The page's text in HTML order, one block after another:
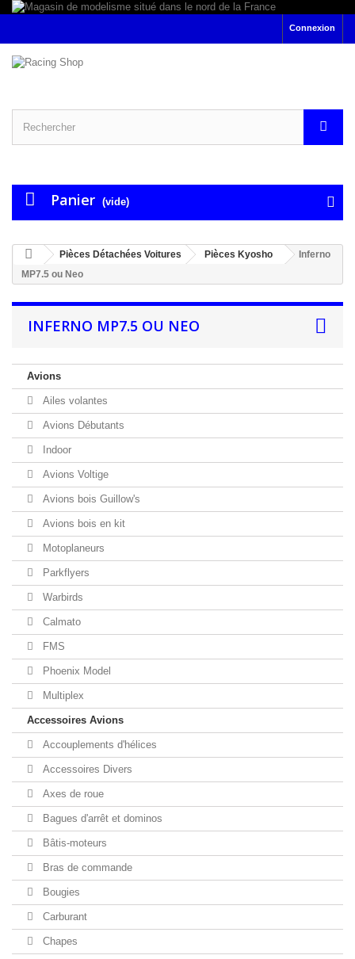
Connexion
Panier (vide)
Pièces Détachées Voitures Pièces Kyosho
Inferno
MP7.5 ou Neo
INFERNO MP7.5 OU NEO
Avions
Ailes volantes
Avions Débutants
Indoor
Avions Voltige
Avions bois Guillow's
Avions bois en kit
Motoplaneurs
Parkflyers
Warbirds
Calmato
FMS
Phoenix Model
Multiplex
Accessoires Avions
Accouplements d'hélices
Accessoires Divers
Axes de roue
Bagues d'arrêt et dominos
Bâtis-moteurs
Bras de commande
Bougies
Carburant
Chapes